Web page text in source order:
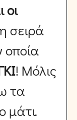
οι
σειρά
οποία
! Μόλις
τα
μάτι.